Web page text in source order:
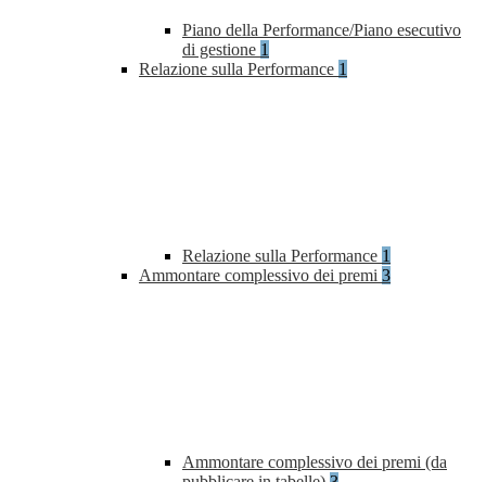
Piano della Performance/Piano esecutivo
di gestione 1
Relazione sulla Performance 1
Relazione sulla Performance 1
Ammontare complessivo dei premi 3
Ammontare complessivo dei premi (da